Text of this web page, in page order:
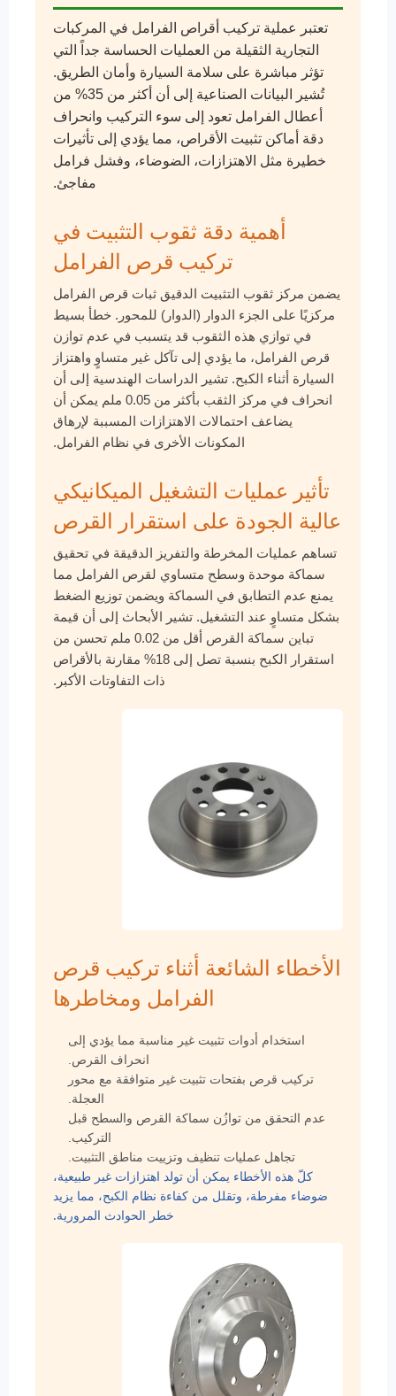
تعتبر عملية تركيب أقراص الفرامل في المركبات
التجارية الثقيلة من العمليات الحساسة جداً التي
تؤثر مباشرة على سلامة السيارة وأمان الطريق.
تُشير البيانات الصناعية إلى أن أكثر من 35% من
أعطال الفرامل تعود إلى سوء التركيب وانحراف
دقة أماكن تثبيت الأقراص، مما يؤدي إلى تأثيرات
خطيرة مثل الاهتزازات، الضوضاء، وفشل فرامل
مفاجئ.
أهمية دقة ثقوب التثبيت في
تركيب قرص الفرامل
يضمن مركز ثقوب التثبيت الدقيق ثبات قرص الفرامل
مركزيًا على الجزء الدوار (الدوار) للمحور. خطأ بسيط
في توازي هذه الثقوب قد يتسبب في عدم توازن
قرص الفرامل، ما يؤدي إلى تآكل غير متساوٍ واهتزاز
السيارة أثناء الكبح. تشير الدراسات الهندسية إلى أن
انحراف في مركز الثقب بأكثر من 0.05 ملم يمكن أن
يضاعف احتمالات الاهتزازات المسببة لإرهاق
المكونات الأخرى في نظام الفرامل.
تأثير عمليات التشغيل الميكانيكي
عالية الجودة على استقرار القرص
تساهم عمليات المخرطة والتفريز الدقيقة في تحقيق
سماكة موحدة وسطح متساوي لقرص الفرامل مما
يمنع عدم التطابق في السماكة ويضمن توزيع الضغط
بشكل متساوٍ عند التشغيل. تشير الأبحاث إلى أن قيمة
تباين سماكة القرص أقل من 0.02 ملم تحسن من
استقرار الكبح بنسبة تصل إلى 18% مقارنة بالأقراص
ذات التفاوتات الأكبر.
الأخطاء الشائعة أثناء تركيب قرص
الفرامل ومخاطرها
استخدام أدوات تثبيت غير مناسبة مما يؤدي إلى
انحراف القرص.
تركيب قرص بفتحات تثبيت غير متوافقة مع محور
العجلة.
عدم التحقق من توازُن سماكة القرص والسطح قبل
التركيب.
تجاهل عمليات تنظيف وتزييت مناطق التثبيت.
كلّ هذه الأخطاء يمكن أن تولد اهتزازات غير طبيعية،
ضوضاء مفرطة، وتقلل من كفاءة نظام الكبح، مما يزيد
خطر الحوادث المرورية.